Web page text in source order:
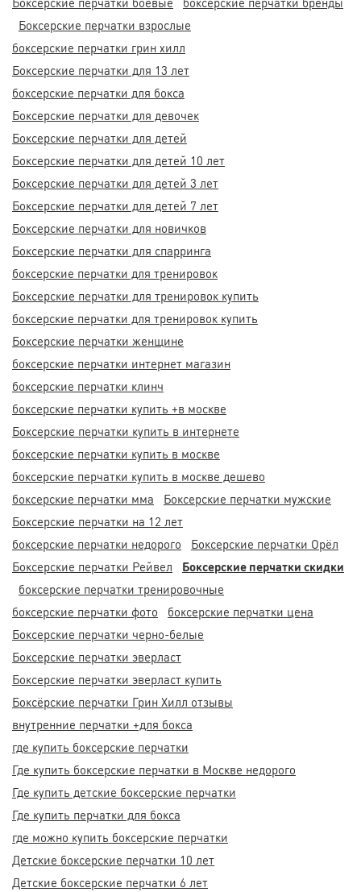
Боксерские перчатки взрослые
боксерские перчатки грин хилл
Боксерские перчатки для 13 лет
боксерские перчатки для бокса
Боксерские перчатки для девочек
Боксерские перчатки для детей
Боксерские перчатки для детей 10 лет
Боксерские перчатки для детей 3 лет
Боксерские перчатки для детей 7 лет
Боксерские перчатки для новичков
Боксерские перчатки для спарринга
боксерские перчатки для тренировок
Боксерские перчатки для тренировок купить
боксерские перчатки для тренировок купить
Боксерские перчатки женщине
боксерские перчатки интернет магазин
боксерские перчатки клинч
боксерские перчатки купить +в москве
Боксерские перчатки купить в интернете
боксерские перчатки купить в москве
боксерские перчатки купить в москве дешево
боксерские перчатки мма
Боксерские перчатки мужские
Боксерские перчатки на 12 лет
боксерские перчатки недорого
Боксерские перчатки Орёл
Боксерские перчатки Рейвел
Боксерские перчатки скидки
боксерские перчатки тренировочные
боксерские перчатки фото
боксерские перчатки цена
Боксерские перчатки черно-белые
Боксерские перчатки эверласт
Боксерские перчатки эверласт купить
Боксёрские перчатки Грин Хилл отзывы
внутренние перчатки +для бокса
где купить боксерские перчатки
Где купить боксерские перчатки в Москве недорого
Где купить детские боксерские перчатки
Где купить перчатки для бокса
где можно купить боксерские перчатки
Детские боксерские перчатки 10 лет
Детские боксерские перчатки 6 лет